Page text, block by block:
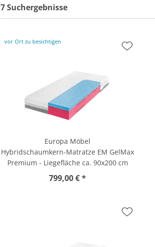
7 Suchergebnisse
vor Ort zu besichtigen
Europa Möbel
Hybridschaumkern-Matratze EM GelMax
Premium - Liegefläche ca. 90x200 cm
799,00 € *